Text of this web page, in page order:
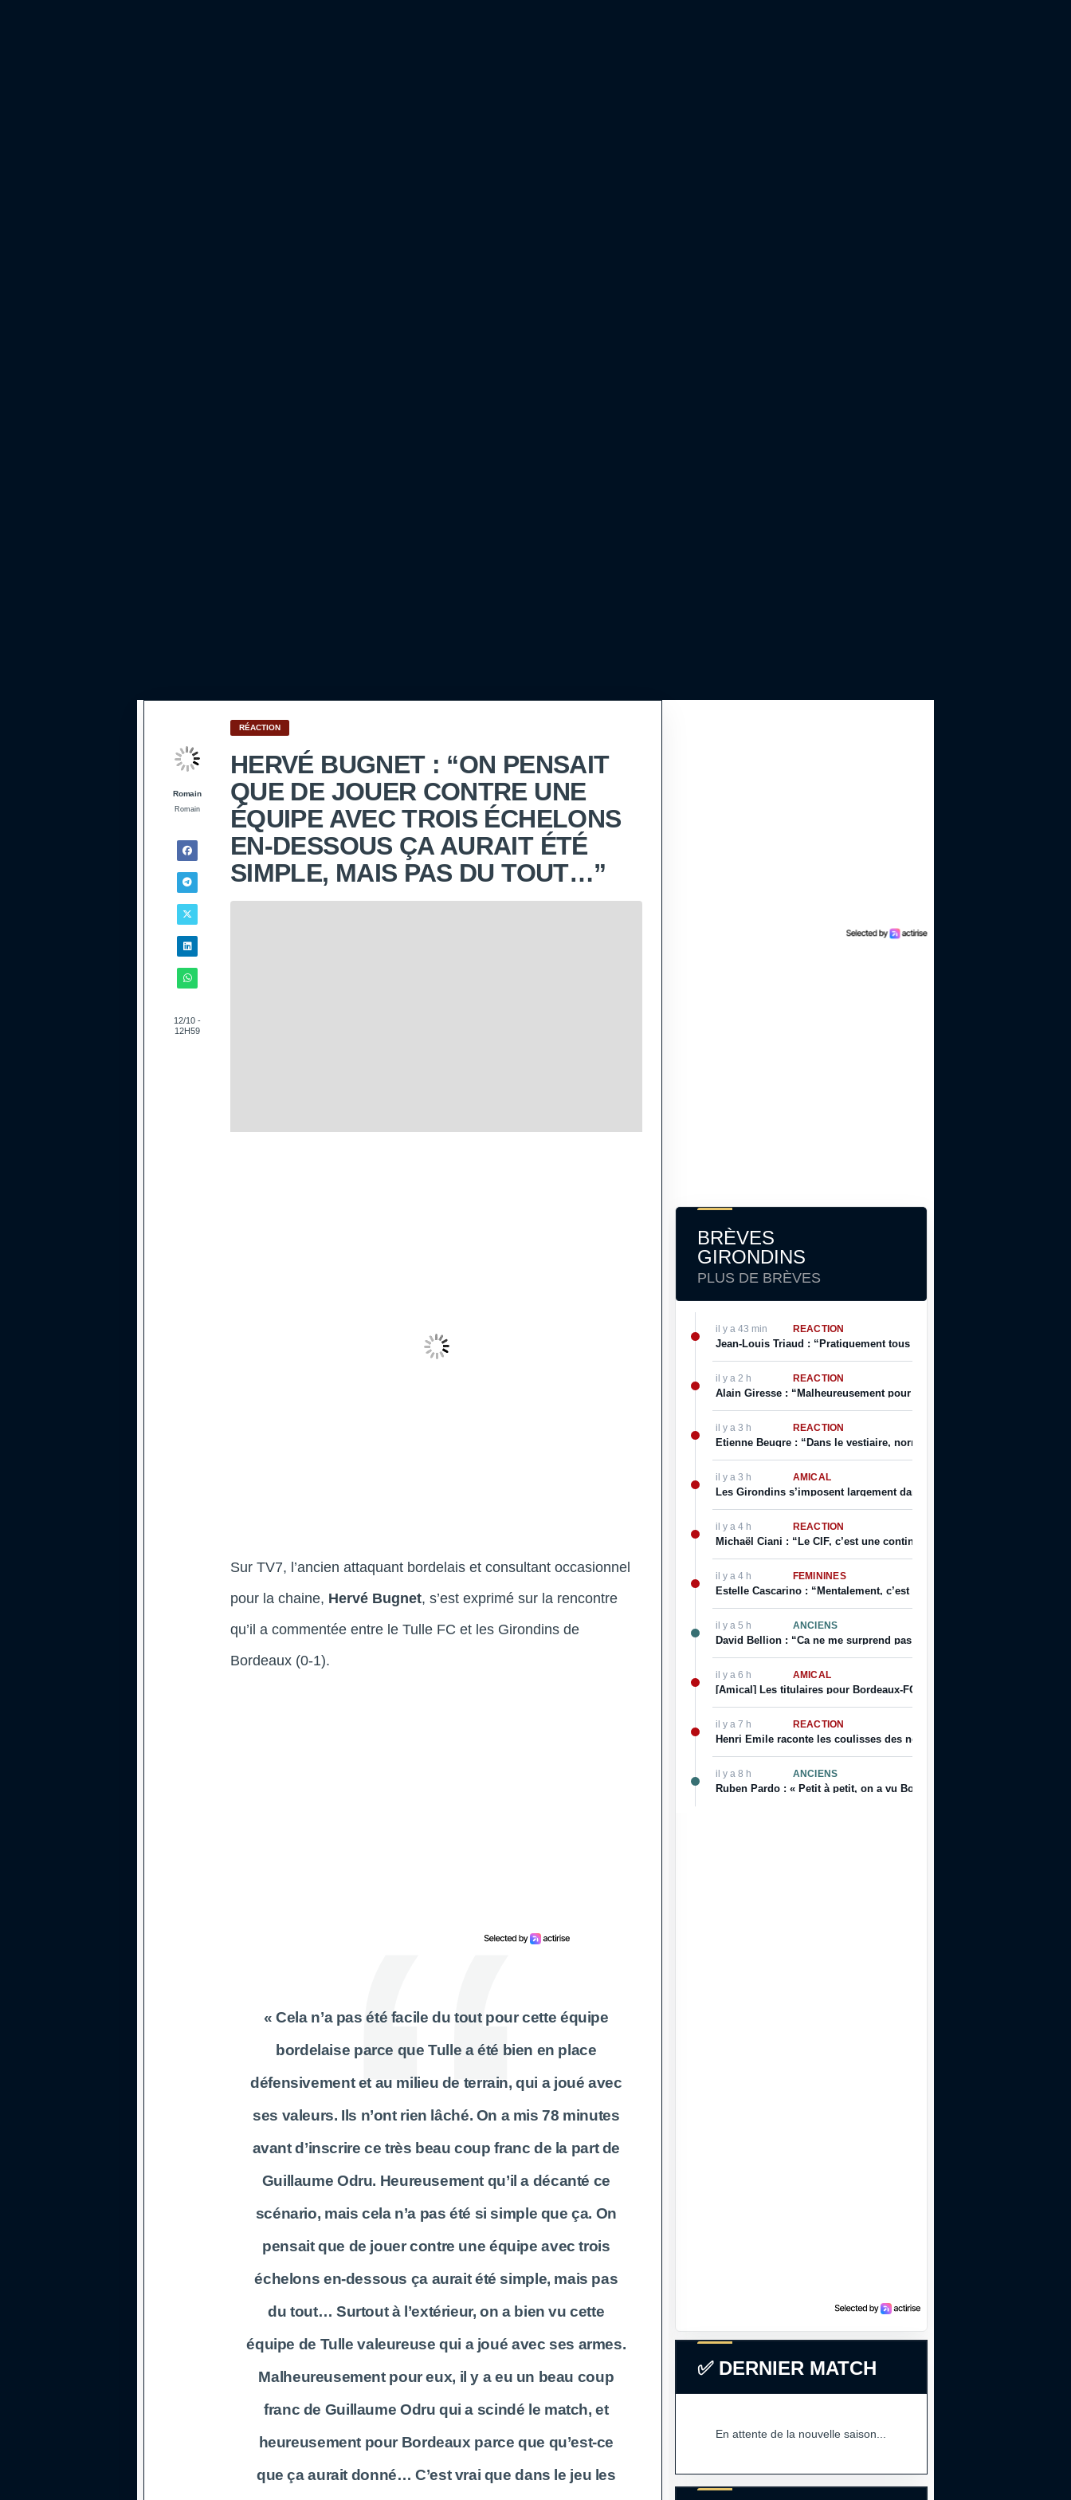
Romain
Romain
12/10 -
12H59
RÉACTION
HERVÉ BUGNET : “ON PENSAIT
QUE DE JOUER CONTRE UNE
ÉQUIPE AVEC TROIS ÉCHELONS
EN-DESSOUS ÇA AURAIT ÉTÉ
SIMPLE, MAIS PAS DU TOUT…”
Sur TV7, l’ancien attaquant bordelais et consultant occasionnel
pour la chaine, Hervé Bugnet, s’est exprimé sur la rencontre
qu’il a commentée entre le Tulle FC et les Girondins de
Bordeaux (0-1).
« Cela n’a pas été facile du tout pour cette équipe
bordelaise parce que Tulle a été bien en place
défensivement et au milieu de terrain, qui a joué avec
ses valeurs. Ils n’ont rien lâché. On a mis 78 minutes
avant d’inscrire ce très beau coup franc de la part de
Guillaume Odru. Heureusement qu’il a décanté ce
scénario, mais cela n’a pas été si simple que ça. On
pensait que de jouer contre une équipe avec trois
échelons en-dessous ça aurait été simple, mais pas
du tout… Surtout à l’extérieur, on a bien vu cette
équipe de Tulle valeureuse qui a joué avec ses armes.
Malheureusement pour eux, il y a eu un beau coup
franc de Guillaume Odru qui a scindé le match, et
heureusement pour Bordeaux parce que qu’est-ce
que ça aurait donné… C’est vrai que dans le jeu les
BRÈVES
GIRONDINS
PLUS DE BRÈVES
il y a 43 min RÉACTION
Jean-Louis Triaud : “Pratiquement tous les joueurs qui sont passés
il y a 2 h RÉACTION
Alain Giresse : “Malheureusement pour lui, il ne s’en est jamais
il y a 3 h RÉACTION
Etienne Beugre : “Dans le vestiaire, normalement, chaque joueur a
il y a 3 h AMICAL
Les Girondins s’imposent largement dans ce deuxième match de
il y a 4 h RÉACTION
Michaël Ciani : “Le CIF, c’est une continuité, et toujours cette fierté
il y a 4 h FÉMININES
Estelle Cascarino : “Mentalement, c’est sûr que je suis plus forte. Je
il y a 5 h ANCIENS
David Bellion : “Ca ne me surprend pas d’avoir gagné des titres d’une
il y a 6 h AMICAL
[Amical] Les titulaires pour Bordeaux-FC Bassin d’Arcachon
il y a 7 h RÉACTION
Henri Emile raconte les coulisses des non-sélections d’Eric Cantona,
il y a 8 h ANCIENS
Ruben Pardo : « Petit à petit, on a vu Bordeaux dériver »
✅ DERNIER MATCH
En attente de la nouvelle saison...